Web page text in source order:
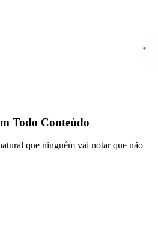
Todo Conteúdo
que ninguém vai notar que não